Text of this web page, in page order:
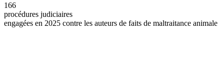
166
procédures judiciaires
engagées en 2025 contre les auteurs de faits de maltraitance animale